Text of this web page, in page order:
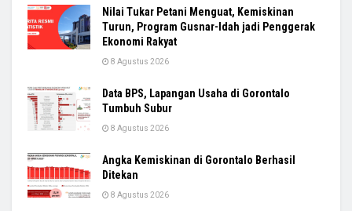
Nilai Tukar Petani Menguat, Kemiskinan
Turun, Program Gusnar-Idah jadi Penggerak
Ekonomi Rakyat
8 Agustus 2026
Data BPS, Lapangan Usaha di Gorontalo
Tumbuh Subur
8 Agustus 2026
Angka Kemiskinan di Gorontalo Berhasil
Ditekan
8 Agustus 2026